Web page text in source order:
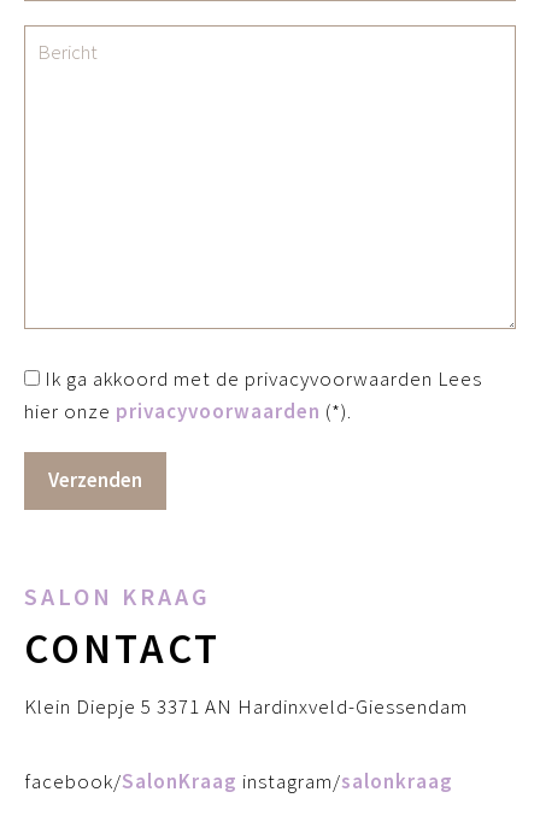
Ik ga akkoord met de privacyvoorwaarden Lees
hier onze privacyvoorwaarden (*).
SALON KRAAG
CONTACT
Klein Diepje 5 3371 AN Hardinxveld-Giessendam
facebook/SalonKraag instagram/salonkraag